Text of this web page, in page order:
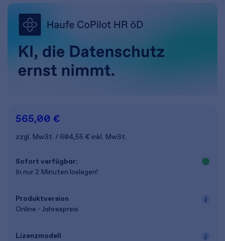
565,00 €
zzgl. MwSt. 604,55 € inkl. MwSt.
Sofort verfügbar:
In nur 2 Minuten loslegen!
Produkt­version
Online - Jahrespreis
Lizenz­modell